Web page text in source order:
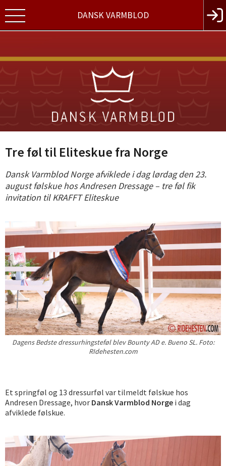
DANSK VARMBLOD
Tre føl til Eliteskue fra Norge
Dansk Varmblod Norge afviklede i dag lørdag den 23.
august følskue hos Andresen Dressage – tre føl fik
invitation til KRAFFT Eliteskue
Dagens Bedste dressurhingsteføl blev Bounty AD e. Bueno SL. Foto:
RIdehesten.com
Et springføl og 13 dressurføl var tilmeldt følskue hos
Andresen Dressage, hvor Dansk Varmblod Norge i dag
afviklede følskue.